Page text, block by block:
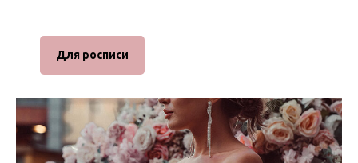
Для росписи